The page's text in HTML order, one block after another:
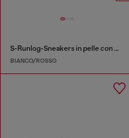
S-Runlog-Sneakers in pelle con maxi logo
BIANCO/ROSSO